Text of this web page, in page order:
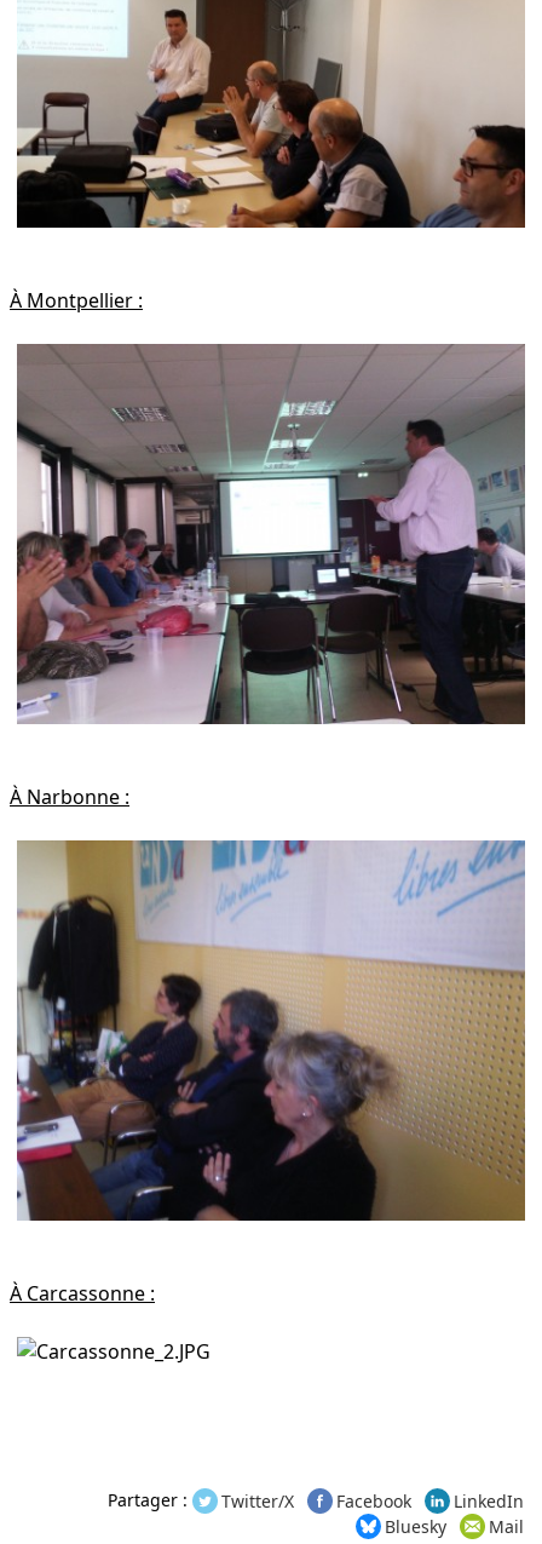
À Montpellier :
À Narbonne :
À Carcassonne :
Partager : Twitter/X Facebook
LinkedIn
Bluesky
Mail